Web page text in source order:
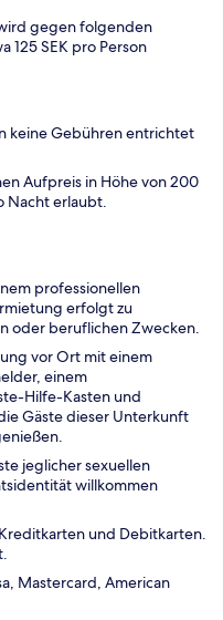
gegen folgenden
125 SEK pro Person
keine Gebühren entrichtet
Aufpreis in Höhe von 200
Nacht erlaubt.
professionellen
erfolgt zu
oder beruflichen Zwecken.
vor Ort mit einem
einem
Hilfe-Kasten und
Gäste dieser Unterkunft
jeglicher sexuellen
willkommen
und Debitkarten.
Mastercard, American